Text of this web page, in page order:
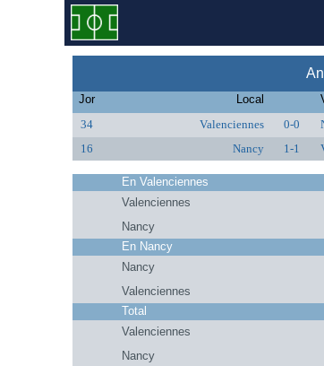
Jor Local
34
Valenciennes 0-0
16
Nancy 1-1
En Valenciennes
Valenciennes
Nancy
En Nancy
Nancy
Valenciennes
Total
Valenciennes
Nancy